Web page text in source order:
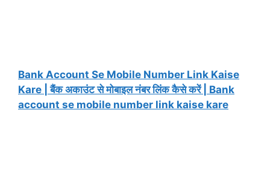
Bank Account Se Mobile Number Link Kaise
Kare | बैंक अकाउंट से मोबाइल नंबर लिंक कैसे करें | Bank
account se mobile number link kaise kare